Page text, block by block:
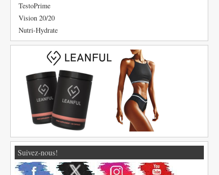
TestoPrime
Vision 20/20
Nutri-Hydrate
Suivez-nous!